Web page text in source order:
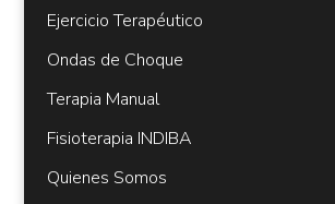
Ejercicio Terapéutico
Ondas de Choque
Terapia Manual
Fisioterapia INDIBA
Quienes Somos